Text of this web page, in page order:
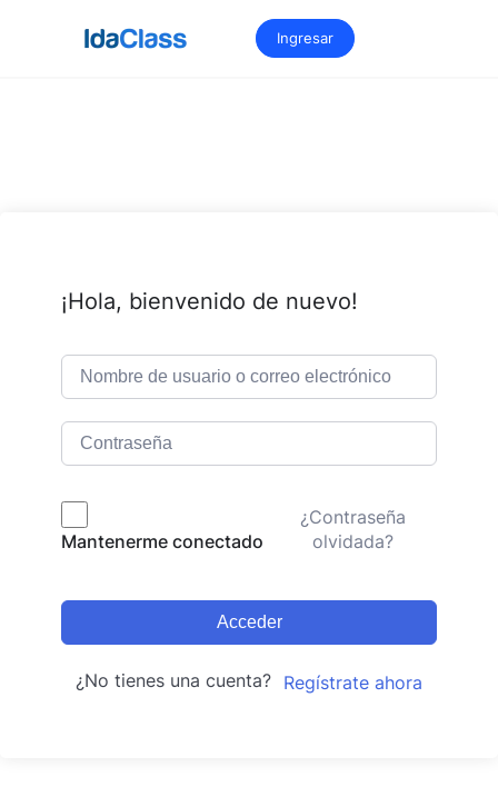
Ingresar
¡Hola, bienvenido de nuevo!
Mantenerme conectado
¿Contraseña
olvidada?
Acceder
¿No tienes una cuenta? Regístrate ahora